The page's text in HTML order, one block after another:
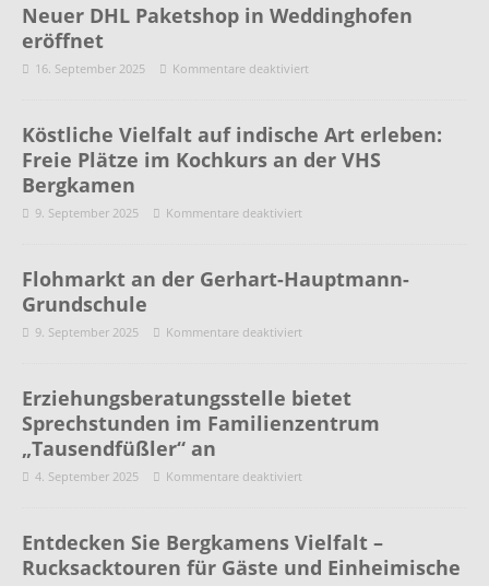
Neuer DHL Paketshop in Weddinghofen
eröffnet
16. September 2025 Kommentare deaktiviert
Köstliche Vielfalt auf indische Art erleben:
Freie Plätze im Kochkurs an der VHS
Bergkamen
9. September 2025 Kommentare deaktiviert
Flohmarkt an der Gerhart-Hauptmann-
Grundschule
9. September 2025 Kommentare deaktiviert
Erziehungsberatungsstelle bietet
Sprechstunden im Familienzentrum
„Tausendfüßler“ an
4. September 2025 Kommentare deaktiviert
Entdecken Sie Bergkamens Vielfalt –
Rucksacktouren für Gäste und Einheimische